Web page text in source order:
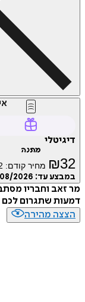
דיגיטלי
מתנה
₪32 מחיר קודם:
במבצע עד: 2026
מר זאב וחבריו
דמעות שתגרום לכם
הצצה מהירה